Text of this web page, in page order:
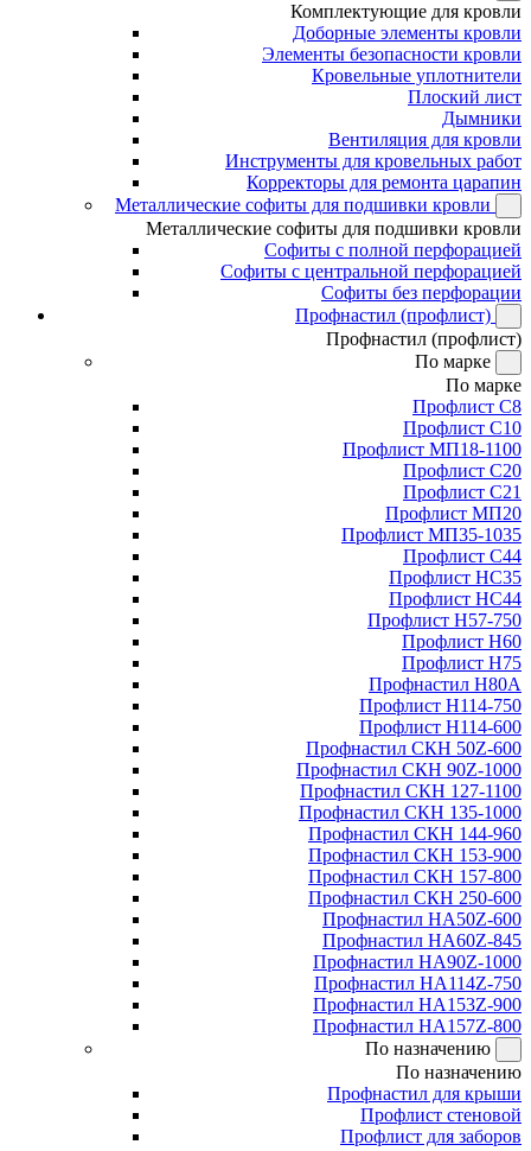
Комплектующие для кровли
Доборные элементы кровли
Элементы безопасности кровли
Кровельные уплотнители
Плоский лист
Дымники
Вентиляция для кровли
Инструменты для кровельных работ
Корректоры для ремонта царапин
Металлические софиты для подшивки кровли
Металлические софиты для подшивки кровли
Софиты с полной перфорацией
Софиты с центральной перфорацией
Софиты без перфорации
Профнастил (профлист)
Профнастил (профлист)
По марке
По марке
Профлист С8
Профлист С10
Профлист МП18-1100
Профлист С20
Профлист С21
Профлист МП20
Профлист МП35-1035
Профлист С44
Профлист НС35
Профлист НС44
Профлист Н57-750
Профлист Н60
Профлист Н75
Профнастил Н80А
Профлист Н114-750
Профлист Н114-600
Профнастил СКН 50Z-600
Профнастил СКН 90Z-1000
Профнастил СКН 127-1100
Профнастил СКН 135-1000
Профнастил СКН 144-960
Профнастил СКН 153-900
Профнастил СКН 157-800
Профнастил СКН 250-600
Профнастил НА50Z-600
Профнастил НА60Z-845
Профнастил НА90Z-1000
Профнастил НА114Z-750
Профнастил НА153Z-900
Профнастил НА157Z-800
По назначению
По назначению
Профнастил для крыши
Профлист стеновой
Профлист для заборов